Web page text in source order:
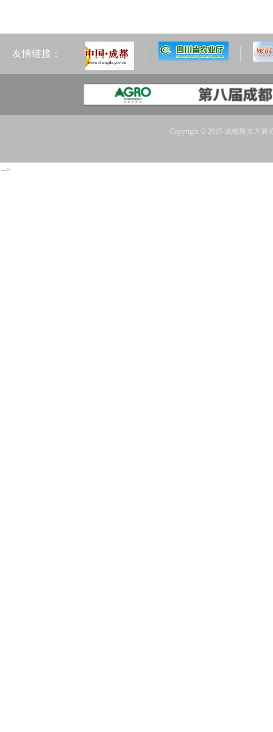
友情链接：
Copyright © 2015 成都新东方展
-->